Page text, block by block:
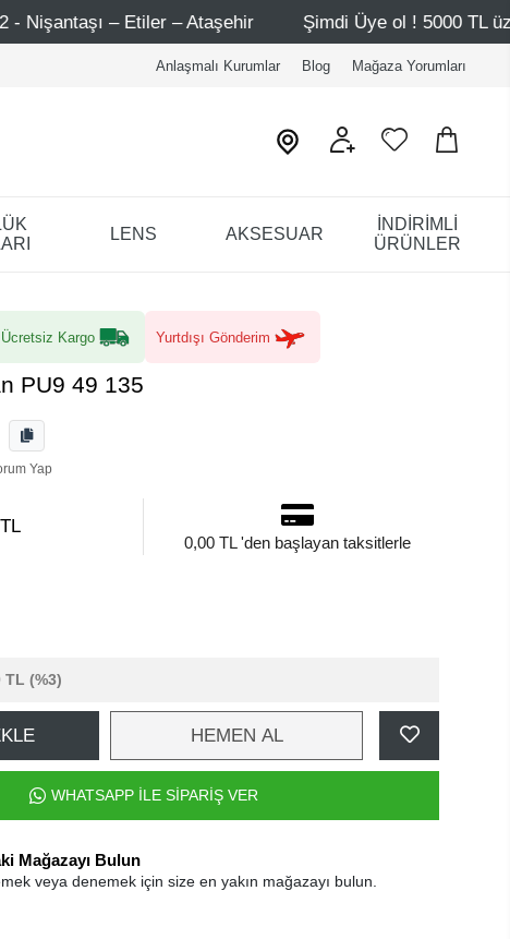
Şimdi Üye ol ! 5000 TL üzeri ilk alışverişinde
Anlaşmalı Kurumlar Blog Mağaza Yorumları
LENS AKSESUAR
İNDİRİMLİ
ÜRÜNLER
Ücretsiz Kargo Yurtdışı Gönderim
PU9 49 135
Yap
0,00 TL 'den başlayan taksitlerle
TL (%3)
HEMEN AL
WHATSAPP İLE SİPARİŞ VER
Mağazayı Bulun
veya denemek için size en yakın mağazayı bulun.